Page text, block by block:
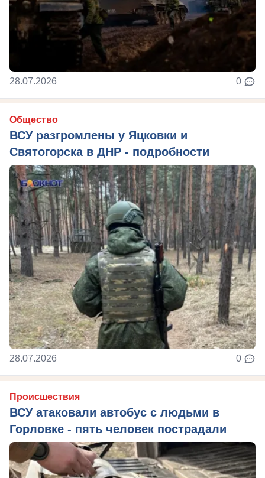
28.07.2026 0
Общество
ВСУ разгромлены у Яцковки и
Святогорска в ДНР - подробности
28.07.2026 0
Происшествия
ВСУ атаковали автобус с людьми в
Горловке - пять человек пострадали